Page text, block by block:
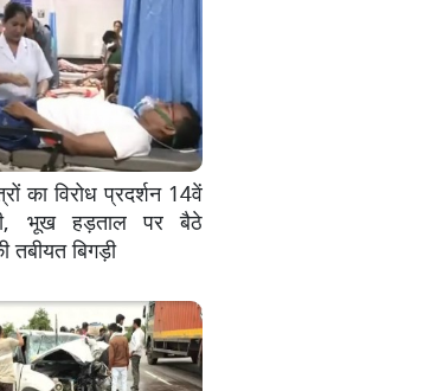
का विरोध प्रदर्शन 14वें
भूख हड़ताल पर बैठे
तबीयत बिगड़ी